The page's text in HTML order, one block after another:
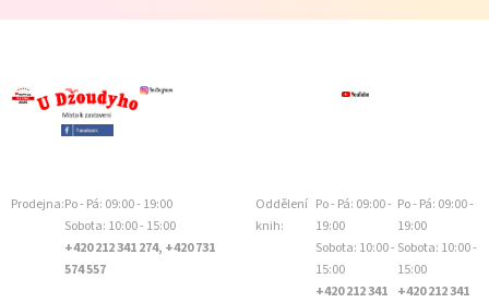
Prodejna:Po - Pá: 09:00 - 19:00
Sobota: 10:00 - 15:00
+420 212 341 274, +420 731
574 557
Oddělení
knih:
Po - Pá: 09:00 -
19:00
Sobota: 10:00 -
15:00
+420 212 341
Po - Pá: 09:00 -
19:00
Sobota: 10:00 -
15:00
+420 212 341